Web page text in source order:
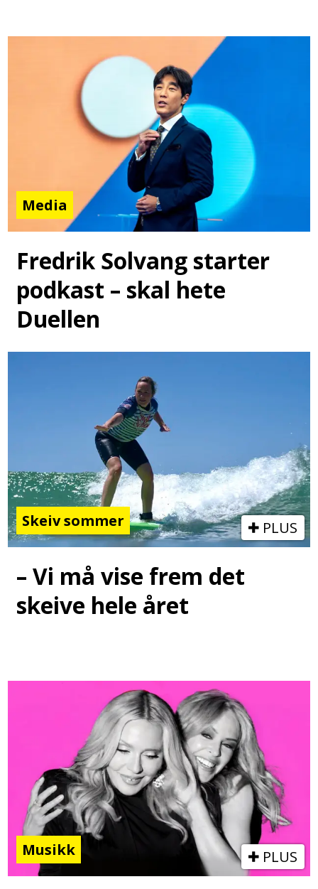
Media
Fredrik Solvang starter
podkast – skal hete
Duellen
Skeiv sommer PLUS
– Vi må vise frem det
skeive hele året
Musikk PLUS